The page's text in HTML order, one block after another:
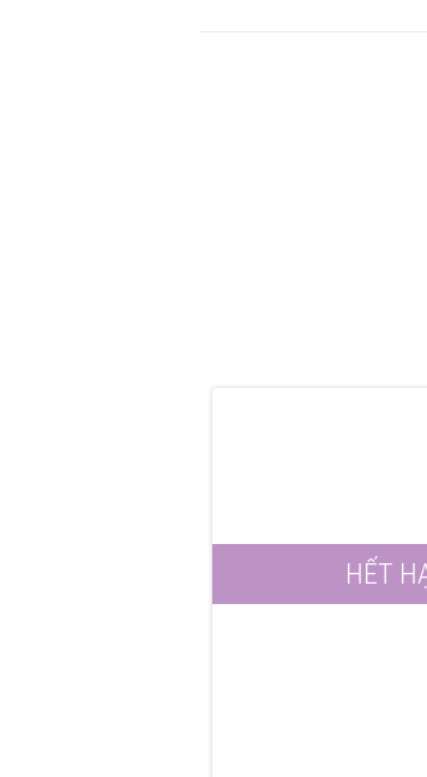
HẾT